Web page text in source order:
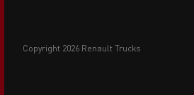
copyright 2026 Renault Trucks